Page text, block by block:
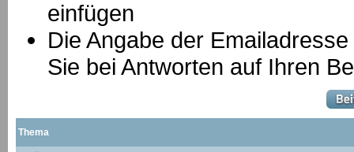
einfügen
Die Angabe der
Sie bei Antworten auf Ihren
Thema